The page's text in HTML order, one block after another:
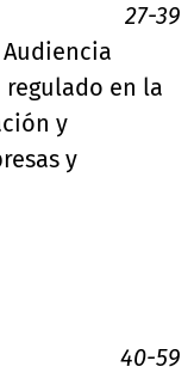
27-39
en la
y
y
40-59